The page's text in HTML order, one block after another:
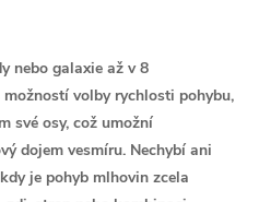
nebo galaxie až v 8
možností volby rychlosti pohybu,
své osy, což umožní
dojem vesmíru. Nechybí ani
je pohyb mlhovin zcela